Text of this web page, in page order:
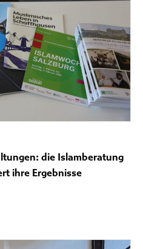
die Islamberatung
ihre Ergebnisse